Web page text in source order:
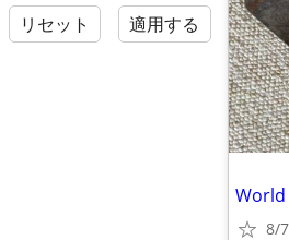
リセット 適用する
8/7